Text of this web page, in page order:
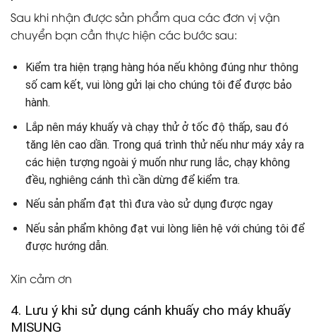
Sau khi nhận được sản phẩm qua các đơn vị vận
chuyển bạn cần thực hiện các bước sau:
Kiểm tra hiện trạng hàng hóa nếu không đúng như thông
số cam kết, vui lòng gửi lại cho chúng tôi để được bảo
hành.
Lắp nên máy khuấy và chạy thử ở tốc độ thấp, sau đó
tăng lên cao dần. Trong quá trình thử nếu như máy xảy ra
các hiện tượng ngoài ý muốn như rung lắc, chạy không
đều, nghiêng cánh thì cần dừng để kiểm tra.
Nếu sản phẩm đạt thì đưa vào sử dụng được ngay
Nếu sản phẩm không đạt vui lòng liên hệ với chúng tôi để
được hướng dẫn.
Xin cảm ơn
4. Lưu ý khi sử dụng cánh khuấy cho máy khuấy
MISUNG